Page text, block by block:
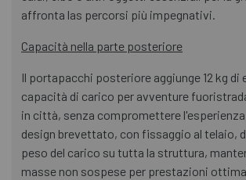
affronta las percorsi più impegnativi.
Capacità nella parte posteriore
Il portapacchi posteriore aggiunge 12 kg
capacità di carico per avventure
in città, senza compromettere l'esperienza
design brevettato, con fissaggio al telaio,
peso del carico su tutta la struttura,
masse non sospese per prestazioni